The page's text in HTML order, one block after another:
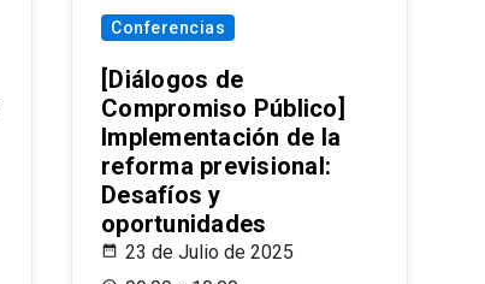
Conferencias
[Diálogos de
Compromiso Público]
Implementación de la
reforma previsional:
Desafíos y
oportunidades
23 de Julio de 2025